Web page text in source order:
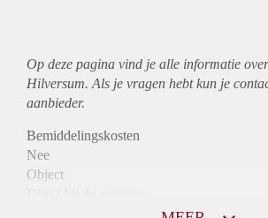
Op deze pagina vind je alle informatie
Hilversum. Als je vragen hebt kun je
aanbieder.
Bemiddelingskosten
Nee
Object